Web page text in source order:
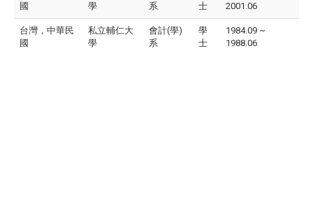
國
學
系
士
2001.06
台灣，中華民
國
私立輔仁大
學
會計(學)
系
學
士
1984.09 ~
1988.06